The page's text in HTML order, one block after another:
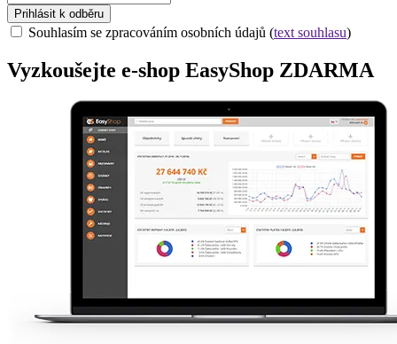
Prihlásit k odběru
Souhlasím se zpracováním osobních údajů (text souhlasu)
Vyzkoušejte e-shop EasyShop ZDARMA